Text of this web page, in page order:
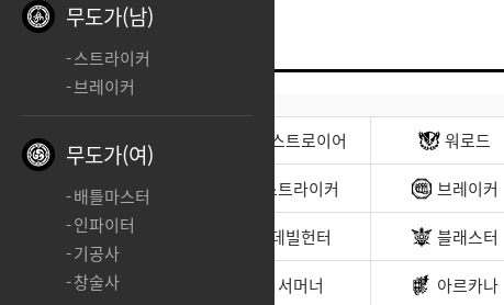
무도가(남)
스트라이커
브레이커
무도가(여)
배틀마스터
인파이터
기공사
창술사
전사(남) 디스트로이어 워로드
무도가(남)
스트라이커 브레이커
헌터(남)
데빌헌터 블래스터
바드
서머너 아르카나